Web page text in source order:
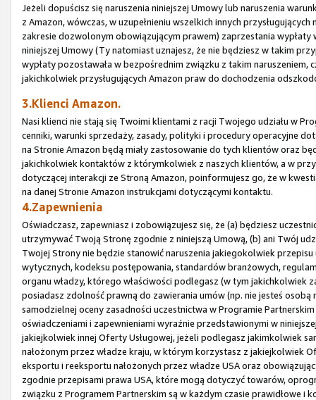
Jeżeli dopuścisz się naruszenia niniejszej Umowy lub naruszenia
z Amazon, wówczas, w uzupełnieniu wszelkich innych
zakresie dozwolonym obowiązującym prawem) zaprzestania
niniejszej Umowy (Ty natomiast uznajesz, że nie będziesz w takim
wypłaty pozostawała w bezpośrednim związku z takim
jakichkolwiek przysługujących Amazon praw do dochodzenia
3.Klienci Amazon.
Nasi klienci nie stają się Twoimi klientami z racji Twojego udziału w
cenniki, warunki sprzedaży, zasady, polityki i procedury operacyjne
na Stronie Amazon będą miały zastosowanie do tych klientów oraz
jakichkolwiek kontaktów z którymkolwiek z naszych klientów, a w
dotyczącej interakcji ze Stroną Amazon, poinformujesz go, że w
na danej Stronie Amazon instrukcjami dotyczącymi kontaktu.
4.Zapewnienia
Oświadczasz, zapewniasz i zobowiązujesz się, że (a) będziesz
utrzymywać Twoją Stronę zgodnie z niniejszą Umową, (b) ani Twój
Twojej Strony nie będzie stanowić naruszenia jakiegokolwiek
wytycznych, kodeksu postępowania, standardów branżowych,
organu władzy, którego właściwości podlegasz (w tym jakichkolwiek
posiadasz zdolność prawną do zawierania umów (np. nie jesteś
samodzielnej oceny zasadności uczestnictwa w Programie
oświadczeniami i zapewnieniami wyraźnie przedstawionymi w
jakiejkolwiek innej Oferty Usługowej, jeżeli podlegasz jakimkolwiek
nałożonym przez władze kraju, w którym korzystasz z jakiejkolwiek
eksportu i reeksportu nałożonych przez władze USA oraz
zgodnie przepisami prawa USA, które mogą dotyczyć towarów,
związku z Programem Partnerskim są w każdym czasie prawidłowe